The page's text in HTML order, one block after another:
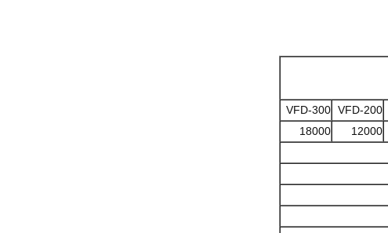
VFD-200
VFD-300
12000
18000